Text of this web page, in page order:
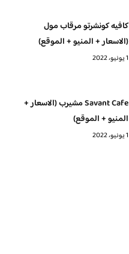
كافيه كونشرتو مرقاب مول
(الاسعار + المنيو + الموقع)
1 يونيو، 2022
Savant Cafe مشيرب (الاسعار +
المنيو + الموقع)
1 يونيو، 2022